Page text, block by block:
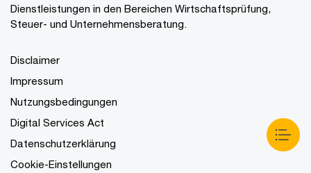
Dienstleistungen in den Bereichen Wirtschaftsprüfung,
Steuer- und Unternehmensberatung.
Disclaimer
Impressum
Nutzungsbedingungen
Digital Services Act
Datenschutzerklärung
Cookie-Einstellungen